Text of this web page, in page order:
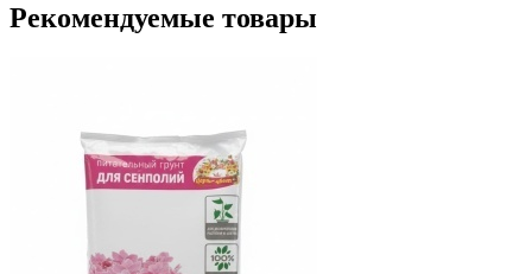
Рекомендуемые товары